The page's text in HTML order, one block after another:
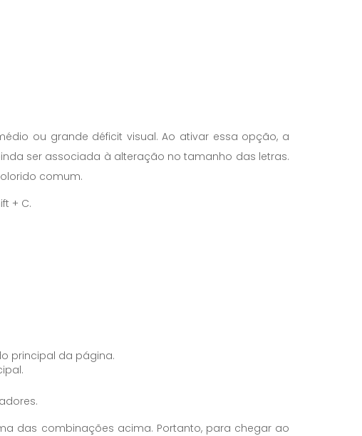
ou grande déficit visual. Ao ativar essa opção, a
ser associada à alteração no tamanho das letras.
comum.
+ C.
principal da página.
das combinações acima. Portanto, para chegar ao